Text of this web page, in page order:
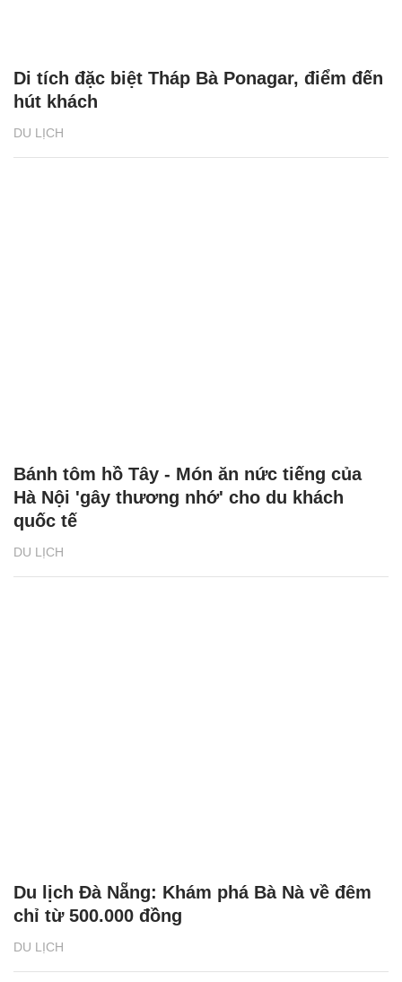
DU LỊCH
Di tích đặc biệt Tháp Bà Ponagar, điểm đến
hút khách
DU LỊCH
Bánh tôm hồ Tây - Món ăn nức tiếng của
Hà Nội 'gây thương nhớ' cho du khách
quốc tế
DU LỊCH
Du lịch Đà Nẵng: Khám phá Bà Nà về đêm
chỉ từ 500.000 đồng